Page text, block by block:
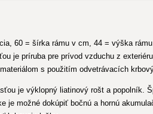
60 = šírka rámu v cm, 44 = výška
je príruba pre prívod vzduchu z
s použitím odvetrávacích
je výklopný liatinový rošt a popolník.
je možné dokúpiť bočnú a hornú